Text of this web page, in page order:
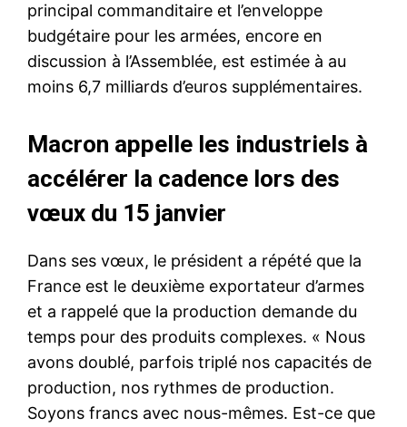
principal commanditaire et l’enveloppe
budgétaire pour les armées, encore en
discussion à l’Assemblée, est estimée à au
moins 6,7 milliards d’euros supplémentaires.
Macron appelle les industriels à
accélérer la cadence lors des
vœux du 15 janvier
Dans ses vœux, le président a répété que la
France est le deuxième exportateur d’armes
et a rappelé que la production demande du
temps pour des produits complexes. « Nous
avons doublé, parfois triplé nos capacités de
production, nos rythmes de production.
Soyons francs avec nous-mêmes. Est-ce que